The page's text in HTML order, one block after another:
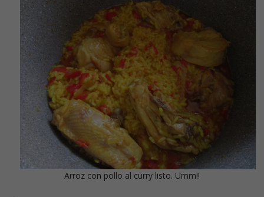
Arroz con pollo al curry listo. Umm!!